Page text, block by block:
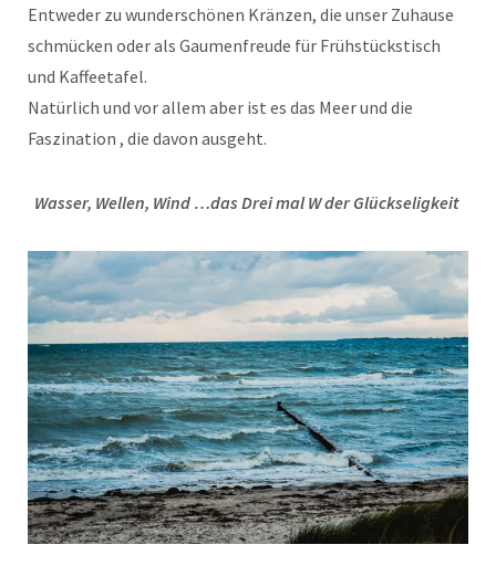
Entweder zu wunderschönen Kränzen, die unser Zuhause
schmücken oder als Gaumenfreude für Frühstückstisch
und Kaffeetafel.
Natürlich und vor allem aber ist es das Meer und die
Faszination , die davon ausgeht.
Wasser, Wellen, Wind …das Drei mal W der Glückseligkeit